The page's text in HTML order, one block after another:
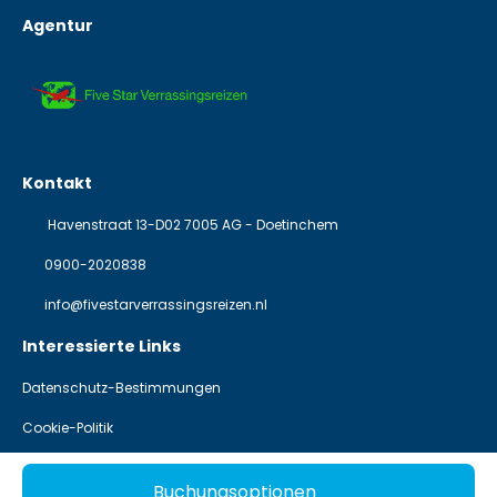
Agentur
Kontakt
Havenstraat 13-D02 7005 AG - Doetinchem
0900-2020838
info@fivestarverrassingsreizen.nl
Interessierte Links
Datenschutz-Bestimmungen
Cookie-Politik
@ Copyright 2026